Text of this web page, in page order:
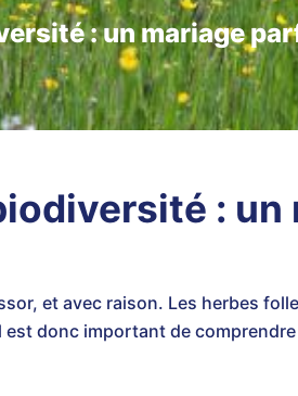
: un mariage
:
et avec raison. Les herbes
donc important de